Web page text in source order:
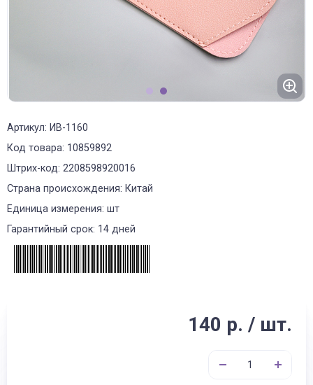
Артикул: ИВ-1160
Код товара: 10859892
Штрих-код: 2208598920016
Страна происхождения: Китай
Единица измерения: шт
Гарантийный срок: 14 дней
140 р. / шт.